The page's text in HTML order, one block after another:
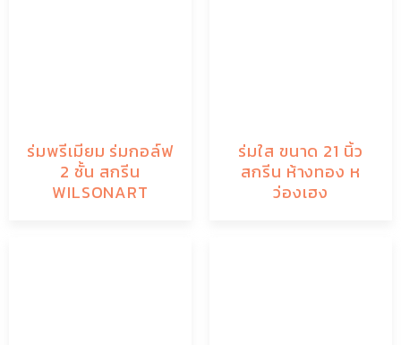
ร่มพรีเมียม ร่มกอล์ฟ
2 ชั้น สกรีน
WILSONART
ร่มใส ขนาด 21 นิ้ว
สกรีน ห้างทอง ห
ว่องเฮง